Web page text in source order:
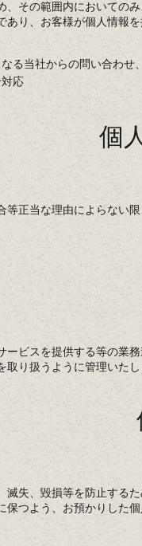
、その範囲内においての
あり、お客様が個人情報
る当社からの問い合わ
応
個
等正当な理由によらない
ービスを提供する等の業
り扱うように管理いたし
滅失、毀損等を防止する
保つよう、お預かりした